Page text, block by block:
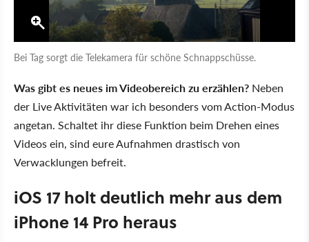
Bei Tag sorgt die Telekamera für schöne Schnappschüsse.
Was gibt es neues im Videobereich zu erzählen? Neben
der Live Aktivitäten war ich besonders vom Action-Modus
angetan. Schaltet ihr diese Funktion beim Drehen eines
Videos ein, sind eure Aufnahmen drastisch von
Verwacklungen befreit.
iOS 17 holt deutlich mehr aus dem
iPhone 14 Pro heraus